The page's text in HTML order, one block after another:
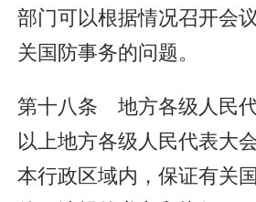
部门可以根据情况召开会
关国防事务的问题。
第十八条 地方各级人民
以上地方各级人民代表大
本行政区域内，保证有关